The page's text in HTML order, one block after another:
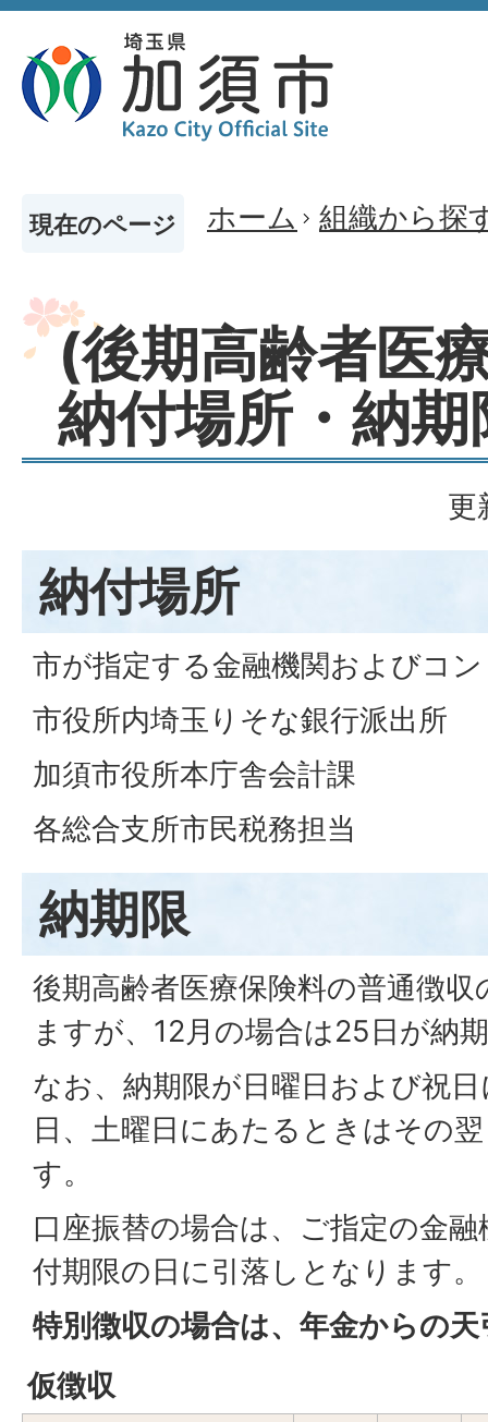
現在のページ ホーム 組織から探
(後期高齢者医
納付場所・納期
更
納付場所
市が指定する金融機関およびコ
市役所内埼玉りそな銀行派出所
加須市役所本庁舎会計課
各総合支所市民税務担当
納期限
後期高齢者医療保険料の普通徴
ますが、12月の場合は25日が納
なお、納期限が日曜日および祝
日、土曜日にあたるときはその
す。
口座振替の場合は、ご指定の金
付期限の日に引落しとなります。
特別徴収の場合は、年金からの
仮徴収